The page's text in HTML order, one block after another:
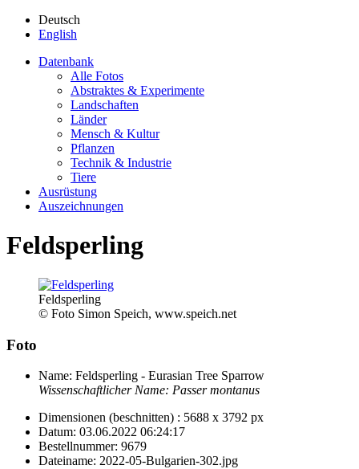
Deutsch
English
Datenbank
Alle Fotos
Abstraktes & Experimente
Landschaften
Länder
Mensch & Kultur
Pflanzen
Technik & Industrie
Tiere
Ausrüstung
Auszeichnungen
Feldsperling
Feldsperling
© Foto Simon Speich, www.speich.net
Foto
Name: Feldsperling - Eurasian Tree Sparrow
Wissenschaftlicher Name: Passer montanus
Dimensionen (beschnitten) : 5688 x 3792 px
Datum: 03.06.2022 06:24:17
Bestellnummer: 9679
Dateiname: 2022-05-Bulgarien-302.jpg